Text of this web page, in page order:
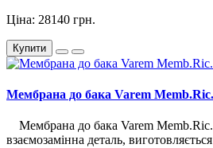
Ціна: 28140 грн.
Купити
Мембрана до бака Varem
Мембрана до бака Varem
взаємозамінна деталь,